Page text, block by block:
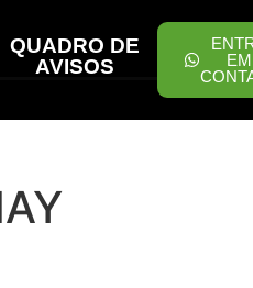
QUADRO DE
AVISOS
EM